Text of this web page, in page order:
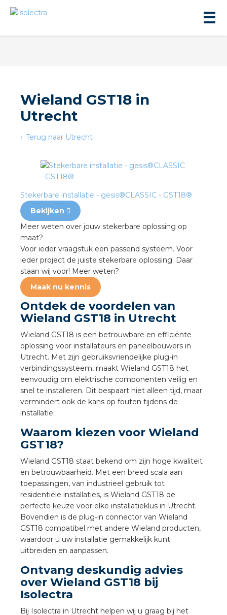
Wieland GST18 in
Utrecht
Terug naar Utrecht
Stekerbare installatie - gesis®CLASSIC - GST18®
Bekijken
Meer weten over jouw stekerbare oplossing op
maat?
Voor ieder vraagstuk een passend systeem. Voor
ieder project de juiste stekerbare oplossing. Daar
staan wij voor! Meer weten?
Maak nu kennis
Ontdek de voordelen van
Wieland GST18 in Utrecht
Wieland GST18 is een betrouwbare en efficiënte
oplossing voor installateurs en paneelbouwers in
Utrecht. Met zijn gebruiksvriendelijke plug-in
verbindingssysteem, maakt Wieland GST18 het
eenvoudig om elektrische componenten veilig en
snel te installeren. Dit bespaart niet alleen tijd, maar
vermindert ook de kans op fouten tijdens de
installatie.
Waarom kiezen voor Wieland
GST18?
Wieland GST18 staat bekend om zijn hoge kwaliteit
en betrouwbaarheid. Met een breed scala aan
toepassingen, van industrieel gebruik tot
residentiële installaties, is Wieland GST18 de
perfecte keuze voor elke installatieklus in Utrecht.
Bovendien is de plug-in connector van Wieland
GST18 compatibel met andere Wieland producten,
waardoor u uw installatie gemakkelijk kunt
uitbreiden en aanpassen.
Ontvang deskundig advies
over Wieland GST18 bij
Isolectra
Bij Isolectra in Utrecht helpen wij u graag bij het
installeren
installeren
installeren
installeren in beton
installeren in de tuinbouw
stekerbare vlakkabel
GST®
RST®
Academy